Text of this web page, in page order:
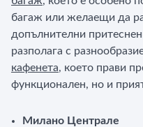
багаж или желаещи да
допълнителни
разполага с
кафенета, което прави
функционален, но и
Милано Централе